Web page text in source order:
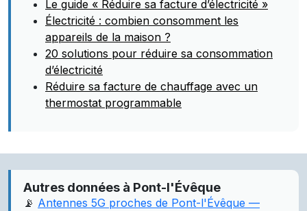
Le guide « Réduire sa facture d’électricité »
Électricité : combien consomment les
appareils de la maison ?
20 solutions pour réduire sa consommation
d’électricité
Réduire sa facture de chauffage avec un
thermostat programmable
Autres données à Pont-l'Évêque
📡 Antennes 5G proches de Pont-l'Évêque —